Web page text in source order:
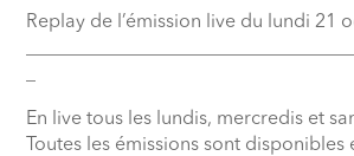
Replay de l’émission live du lundi 21
En live tous les lundis, mercredis et
Toutes les émissions sont disponibles